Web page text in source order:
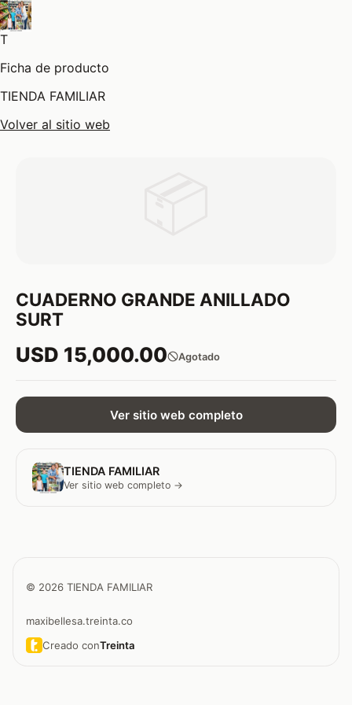
T
Ficha de producto
TIENDA FAMILIAR
Volver al sitio web
CUADERNO GRANDE ANILLADO
SURT
USD 15,000.00 Agotado
Ver sitio web completo
TIENDA FAMILIAR
Ver sitio web completo →
© 2026 TIENDA FAMILIAR
maxibellesa.treinta.co
Creado conTreinta